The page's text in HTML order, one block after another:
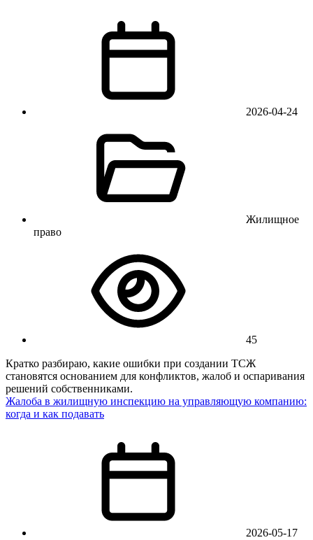
2026-04-24
Жилищное
право
45
Кратко разбираю, какие ошибки при создании ТСЖ
становятся основанием для конфликтов, жалоб и оспаривания
решений собственниками.
Жалоба в жилищную инспекцию на управляющую компанию:
когда и как подавать
2026-05-17